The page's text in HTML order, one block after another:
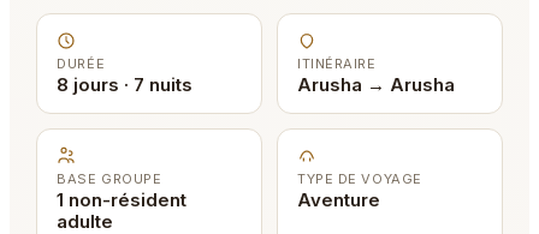
DURÉE
8 jours · 7 nuits
ITINÉRAIRE
Arusha → Arusha
BASE GROUPE
1 non-résident
adulte
TYPE DE VOYAGE
Aventure